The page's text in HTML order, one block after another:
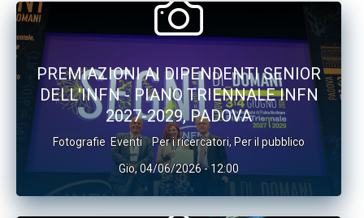
PREMIAZIONI AI DIPENDENTI SENIOR
DELL'INFN - PIANO TRIENNALE INFN
2027-2029, PADOVA
Fotografie Eventi Per i ricercatori, Per il pubblico
Gio, 04/06/2026 - 12:00